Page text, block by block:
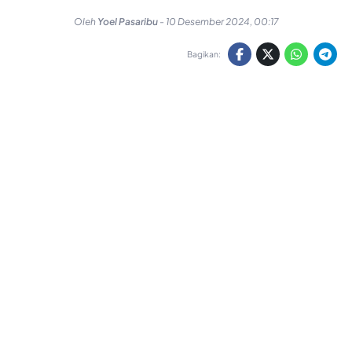
Oleh Yoel Pasaribu - 10 Desember 2024, 00:17
Bagikan: